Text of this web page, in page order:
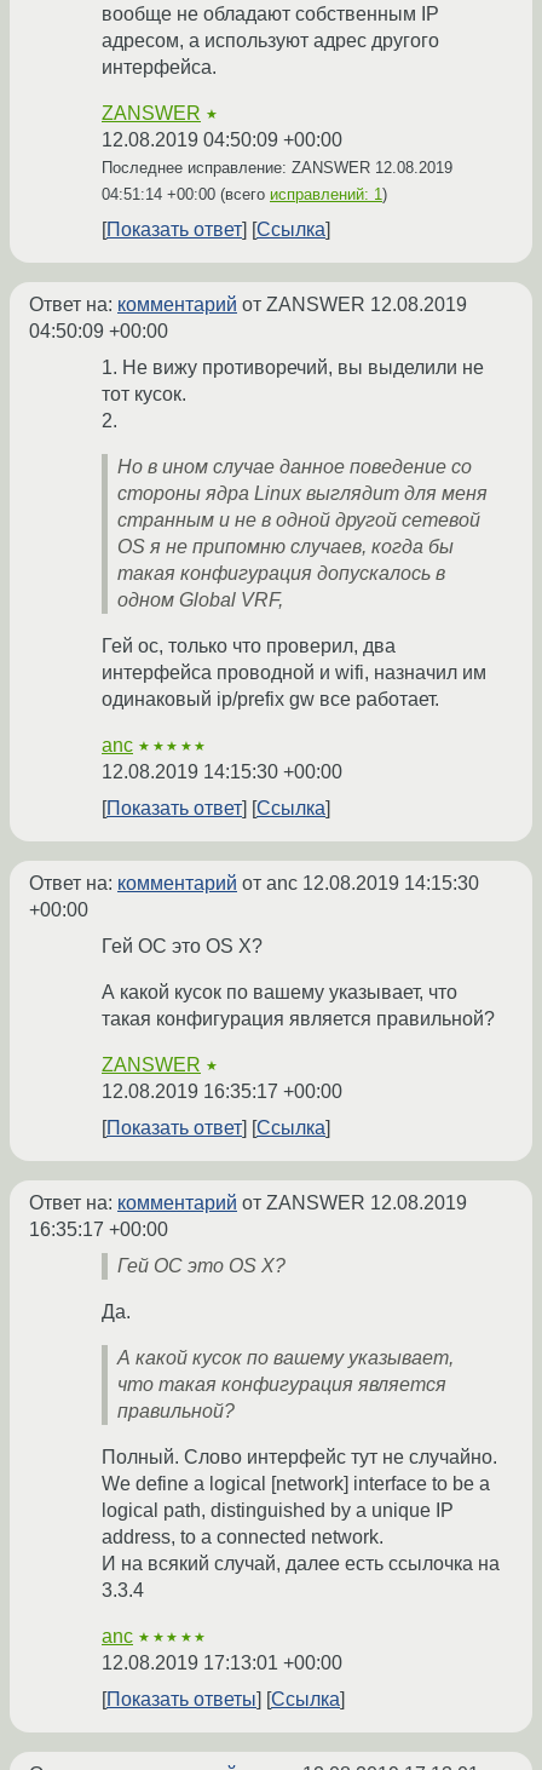
вообще не обладают собственным IP
адресом, а используют адрес другого
интерфейса.
ZANSWER ★
12.08.2019 04:50:09 +00:00
Последнее исправление: ZANSWER 12.08.2019
04:51:14 +00:00 (всего исправлений: 1)
Показать ответ Ссылка
Ответ на: комментарий от ZANSWER 12.08.2019
04:50:09 +00:00
1. Не вижу противоречий, вы выделили не
тот кусок.
2.
Но в ином случае данное поведение со
стороны ядра Linux выглядит для меня
странным и не в одной другой сетевой
OS я не припомню случаев, когда бы
такая конфигурация допускалось в
одном Global VRF,
Гей ос, только что проверил, два
интерфейса проводной и wifi, назначил им
одинаковый ip/prefix gw все работает.
anc ★★★★★
12.08.2019 14:15:30 +00:00
Показать ответ
Ссылка
Ответ на: комментарий от anc 12.08.2019 14:15:30
+00:00
Гей ОС это OS X?
А какой кусок по вашему указывает, что
такая конфигурация является правильной?
ZANSWER ★
12.08.2019 16:35:17 +00:00
Показать ответ
Ссылка
Ответ на: комментарий от ZANSWER 12.08.2019
16:35:17 +00:00
Гей ОС это OS X?
Да.
А какой кусок по вашему указывает,
что такая конфигурация является
правильной?
Полный. Слово интерфейс тут не случайно.
We define a logical [network] interface to be a
logical path, distinguished by a unique IP
address, to a connected network.
И на всякий случай, далее есть ссылочка на
3.3.4
anc ★★★★★
12.08.2019 17:13:01 +00:00
Показать ответы
Ссылка